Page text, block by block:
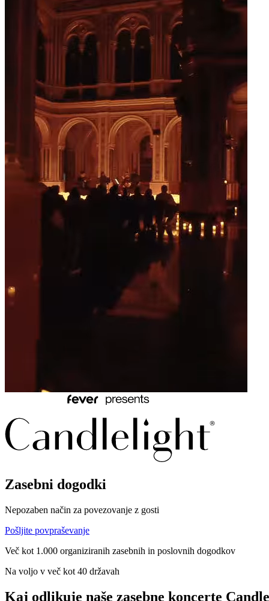
Zasebni dogodki
Nepozaben način za povezovanje z gosti
Pošljite povpraševanje
Več kot 1.000 organiziranih zasebnih in poslovnih dogodkov
Na voljo v več kot 40 državah
Kaj odlikuje naše zasebne koncerte